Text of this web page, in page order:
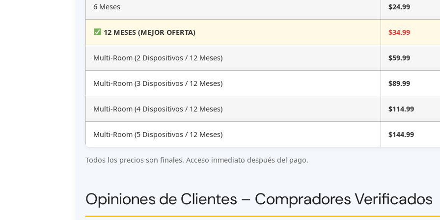
6 Meses $24.99
12 MESES (MEJOR OFERTA) $34.99
Multi-Room (2 Dispositivos / 12 Meses) $59.99
Multi-Room (3 Dispositivos / 12 Meses) $89.99
Multi-Room (4 Dispositivos / 12 Meses) $114.99
Multi-Room (5 Dispositivos / 12 Meses) $144.99
Todos los precios son finales. Acceso inmediato después del pago.
Opiniones de Clientes – Compradores Verificados